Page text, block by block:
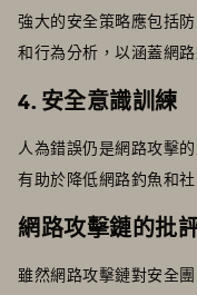
強大的安全策略應包括
和行為分析，以涵蓋網
4. 安全意識訓練
人為錯誤仍是網路攻擊
有助於降低網路釣魚和
網路攻擊鏈的批
雖然網路攻擊鏈對安全